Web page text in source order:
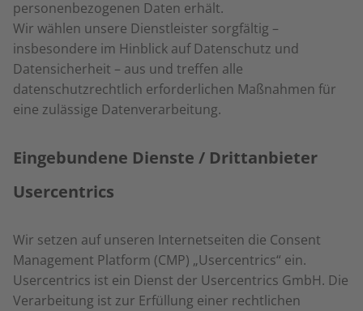
personenbezogenen Daten erhält.
Wir wählen unsere Dienstleister sorgfältig –
insbesondere im Hinblick auf Datenschutz und
Datensicherheit – aus und treffen alle
datenschutzrechtlich erforderlichen Maßnahmen für
eine zulässige Datenverarbeitung.
Eingebundene Dienste / Drittanbieter
Usercentrics
Wir setzen auf unseren Internetseiten die Consent
Management Platform (CMP) „Usercentrics“ ein.
Usercentrics ist ein Dienst der Usercentrics GmbH. Die
Verarbeitung ist zur Erfüllung einer rechtlichen